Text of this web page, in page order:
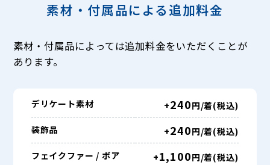
素材・付属品による追加料金
素材・付属品によっては追加料金をいただくことが
あります。
デリケート素材 +240円/着(税込)
装飾品
+240円/着(税込)
フェイクファー / ボア
+1,100円/着(税込)